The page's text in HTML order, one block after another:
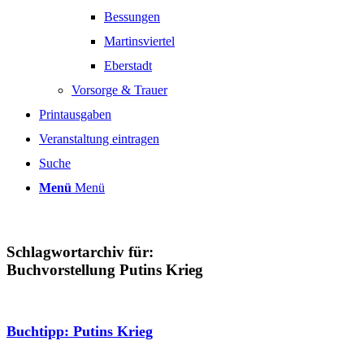
Bessungen
Martinsviertel
Eberstadt
Vorsorge & Trauer
Printausgaben
Veranstaltung eintragen
Suche
Menü Menü
Schlagwortarchiv für:
Buchvorstellung Putins Krieg
Buchtipp: Putins Krieg